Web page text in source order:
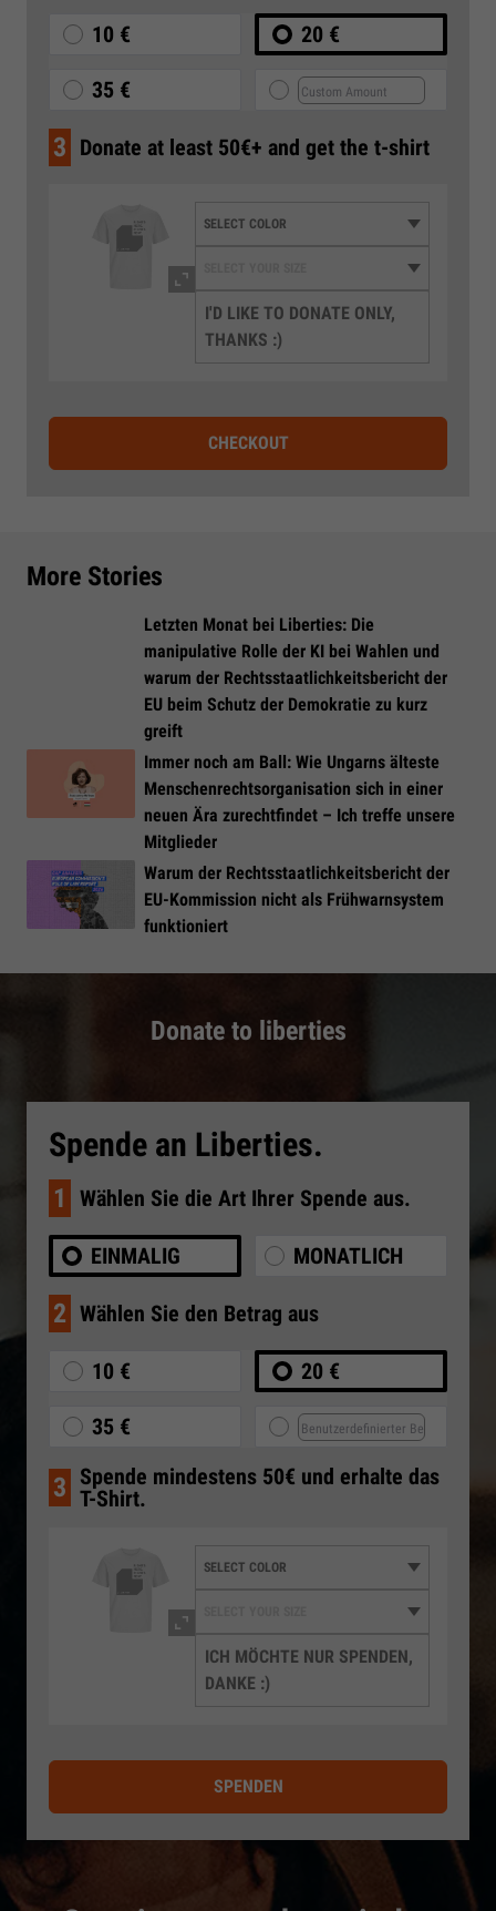
10 € 20 €
35 €
3 Donate at least 50€+ and get the t-shirt
I'D LIKE TO DONATE ONLY,
THANKS :)
CHECKOUT
More Stories
Letzten Monat bei Liberties: Die
manipulative Rolle der KI bei Wahlen und
warum der Rechtsstaatlichkeitsbericht der
EU beim Schutz der Demokratie zu kurz
greift
Immer noch am Ball: Wie Ungarns älteste
Menschenrechtsorganisation sich in einer
neuen Ära zurechtfindet – Ich treffe unsere
Mitglieder
Warum der Rechtsstaatlichkeitsbericht der
EU-Kommission nicht als Frühwarnsystem
funktioniert
Donate to liberties
Spende an Liberties.
1 Wählen Sie die Art Ihrer Spende aus.
EINMALIG MONATLICH
2 Wählen Sie den Betrag aus
10 € 20 €
35 €
3 Spende mindestens 50€ und erhalte das
T-Shirt.
ICH MÖCHTE NUR SPENDEN,
DANKE :)
SPENDEN